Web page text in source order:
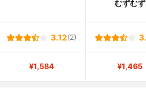
むずむず
3.12(2)
¥1,584 ¥1,465